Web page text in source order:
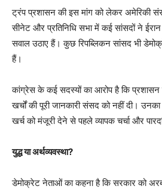
ट्रंप प्रशासन की इस मांग को लेकर अमेरिकी
सीनेट और प्रतिनिधि सभा में कई सांसदों ने
सवाल उठाए हैं। कुछ रिपब्लिकन सांसद भी
हैं।
कांग्रेस के कई सदस्यों का आरोप है कि
खर्चों की पूरी जानकारी संसद को नहीं दी।
खर्च को मंजूरी देने से पहले व्यापक चर्चा और
युद्ध या अर्थव्यवस्था?
डेमोक्रेट नेताओं का कहना है कि सरकार को